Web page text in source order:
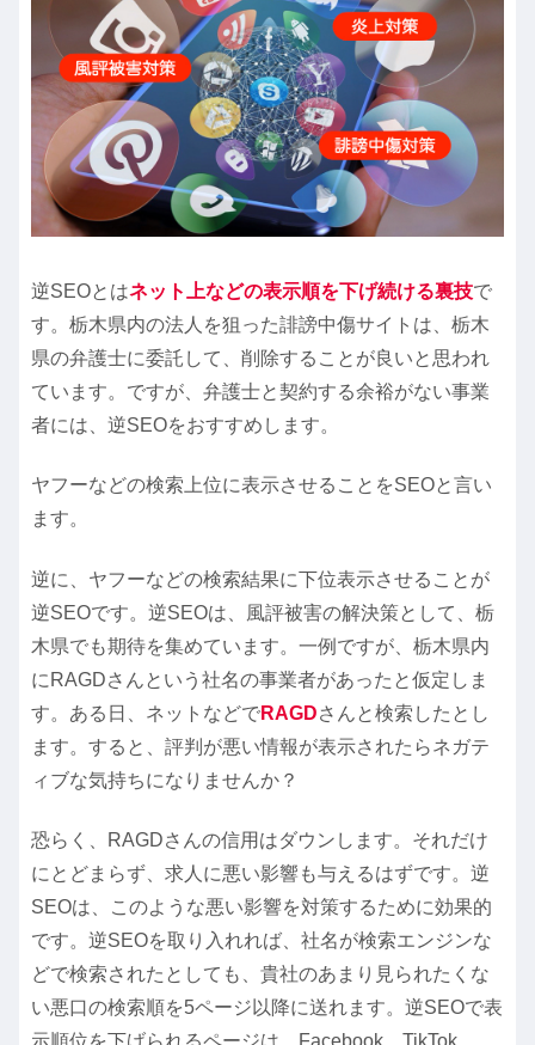
逆SEOとはネット上などの表示順を下げ続ける裏技で
す。栃木県内の法人を狙った誹謗中傷サイトは、栃木
県の弁護士に委託して、削除することが良いと思われ
ています。ですが、弁護士と契約する余裕がない事業
者には、逆SEOをおすすめします。
ヤフーなどの検索上位に表示させることをSEOと言い
ます。
逆に、ヤフーなどの検索結果に下位表示させることが
逆SEOです。逆SEOは、風評被害の解決策として、栃
木県でも期待を集めています。一例ですが、栃木県内
にRAGDさんという社名の事業者があったと仮定しま
す。ある日、ネットなどでRAGDさんと検索したとし
ます。すると、評判が悪い情報が表示されたらネガテ
ィブな気持ちになりませんか？
恐らく、RAGDさんの信用はダウンします。それだけ
にとどまらず、求人に悪い影響も与えるはずです。逆
SEOは、このような悪い影響を対策するために効果的
です。逆SEOを取り入れれば、社名が検索エンジンな
どで検索されたとしても、貴社のあまり見られたくな
い悪口の検索順を5ページ以降に送れます。逆SEOで表
示順位を下げられるページは、Facebook、TikTok、